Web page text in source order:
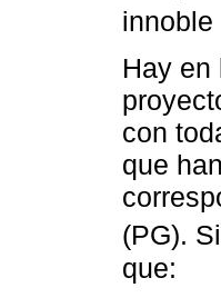
Hay en
con
que
(PG).
que: